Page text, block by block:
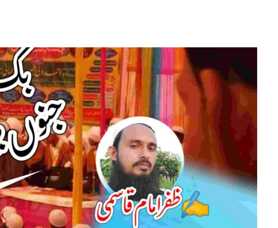
رہا
ہوں
جنوں
میں
کیا
کیا